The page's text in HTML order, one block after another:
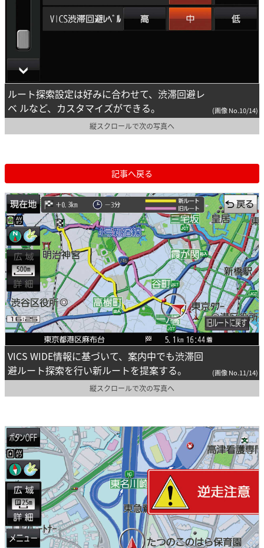
ルート探索設定は好みに合わせて、渋滞回避レ
ベ ルなど、カスタマイズができる。
(画像 No.10/14)
縦スクロールで次の写真へ
記事へ戻る
VICS WIDE情報に基づいて、案内中でも渋滞回
避ルート探索を行い新ルートを提案する。
(画像 No.11/14)
縦スクロールで次の写真へ